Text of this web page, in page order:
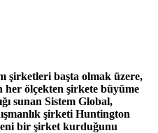
şirketleri başta olmak üzere,
her ölçekten şirkete büyüme
sunan Sistem Global,
şirketi Huntington
bir şirket kurduğunu